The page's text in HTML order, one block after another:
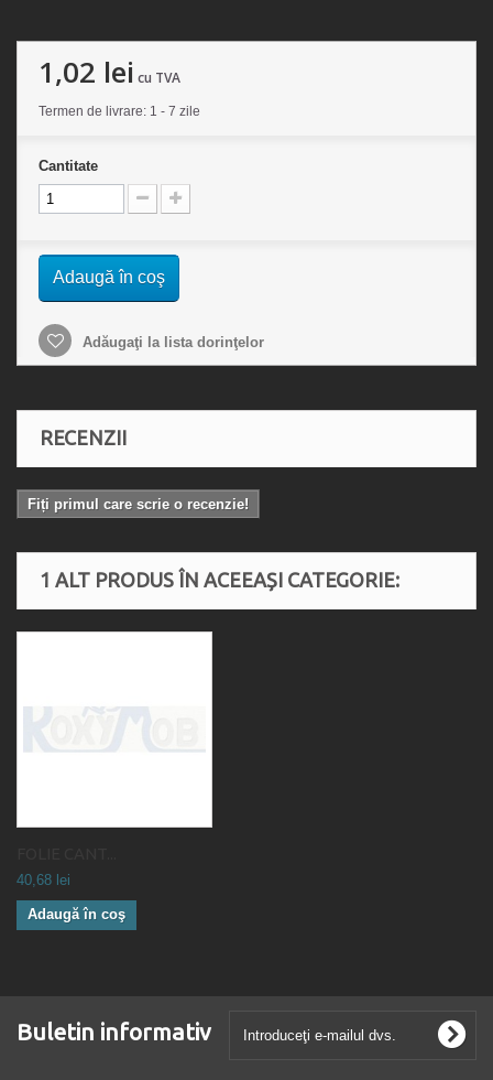
1,02 lei cu TVA
Termen de livrare: 1 - 7 zile
Cantitate
Adaugă în coş
Adăugaţi la lista dorinţelor
RECENZII
Fiți primul care scrie o recenzie!
1 ALT PRODUS ÎN ACEEAȘI CATEGORIE:
40,68 lei
Adaugă în coş
Buletin informativ